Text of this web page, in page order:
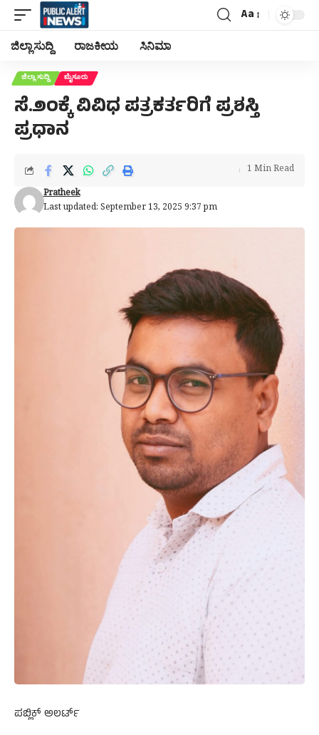
Font
Aa
ಜಿಲ್ಲಾ ಸುದ್ದಿ ರಾಜಕೀಯ ಸಿನಿಮಾ
ಜಿಲ್ಲಾ ಸುದ್ದಿ ಮೈಸೂರು
ಸೆ.೨೦ಕ್ಕೆ ವಿವಿಧ ಪತ್ರಕರ್ತರಿಗೆ ಪ್ರಶಸ್ತಿ
ಪ್ರಧಾನ
Last updated: September 13, 2025 9:37 pm
Pratheek
1 Min Read
ಪಬ್ಲಿಕ್ ಅಲರ್ಟ್